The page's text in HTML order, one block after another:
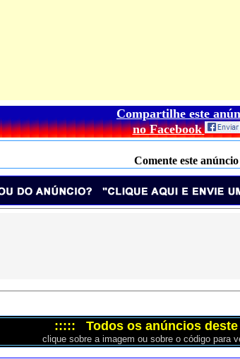
Compartilhe este
no Facebook
Comente este anúncio
::::: Todos os anúncios
clique sobre a imagem ou sobre o código para